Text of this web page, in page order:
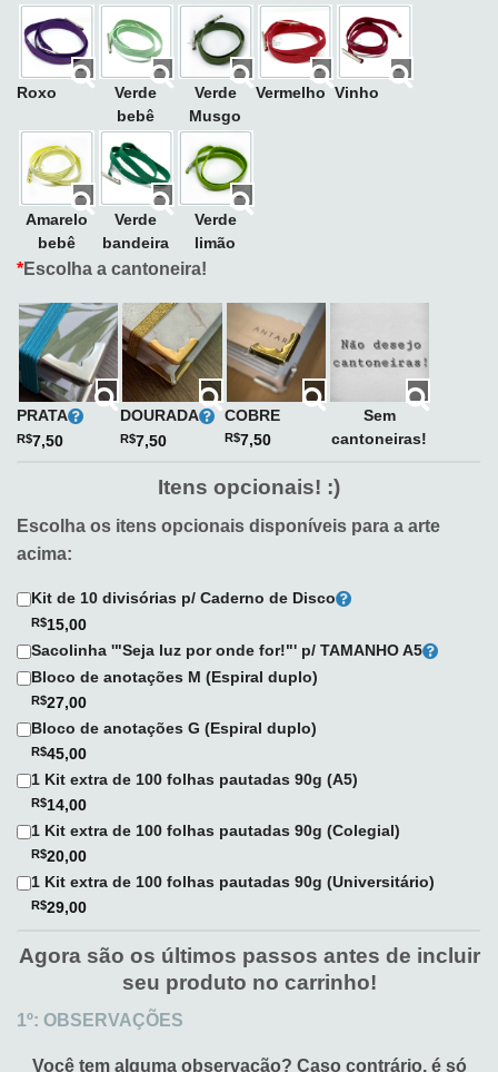
Roxo
Verde
bebê
Verde
Musgo
Vermelho Vinho
Amarelo
bebê
Verde
bandeira
Verde
limão
*Escolha a cantoneira!
PRATA
R$7,50
DOURADA
R$7,50
COBRE
R$7,50
Sem
cantoneiras!
Itens opcionais! :)
Escolha os itens opcionais disponíveis para a arte
acima:
Kit de 10 divisórias p/ Caderno de Disco
R$15,00
Sacolinha '"Seja luz por onde for!"' p/ TAMANHO A5
Bloco de anotações M (Espiral duplo)
R$27,00
Bloco de anotações G (Espiral duplo)
R$45,00
1 Kit extra de 100 folhas pautadas 90g (A5)
R$14,00
1 Kit extra de 100 folhas pautadas 90g (Colegial)
R$20,00
1 Kit extra de 100 folhas pautadas 90g (Universitário)
R$29,00
Agora são os últimos passos antes de incluir
seu produto no carrinho!
1º: OBSERVAÇÕES
Você tem alguma observação? Caso contrário, é só